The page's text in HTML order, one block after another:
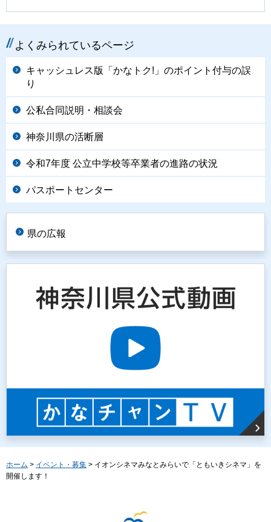
よくみられているページ
キャッシュレス版「かなトク!」のポイント付与の誤
り
公私合同説明・相談会
神奈川県の活断層
令和7年度 公立中学校等卒業者の進路の状況
パスポートセンター
県の広報
ホーム > イベント・募集 > イオンシネマみなとみらいで「ともいきシネマ」を
開催します！